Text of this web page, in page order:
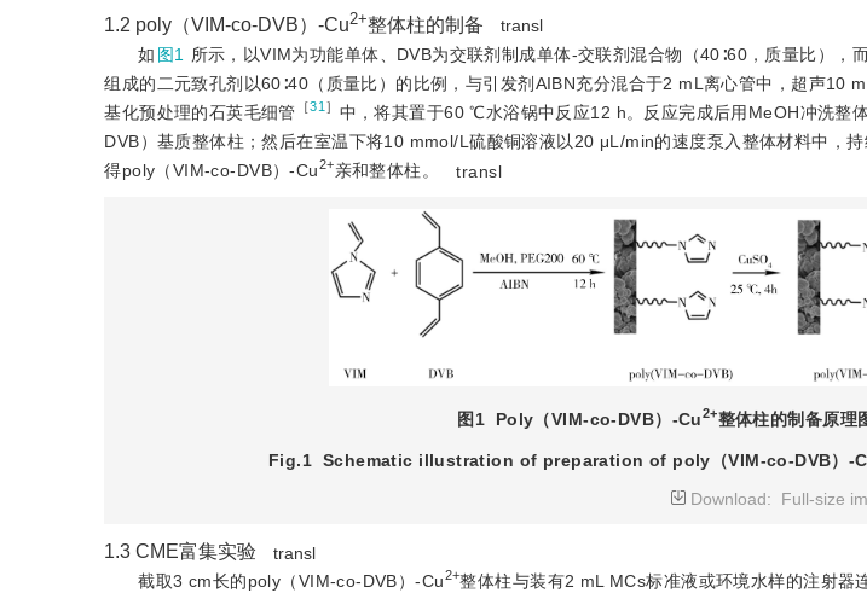
1.2 poly（VIM-co-DVB）-Cu2+整体柱的制备
transl
如 图1
所示，以VIM为功能单体、DVB为交联剂制成单体-交联剂混合物（40∶60，质量比），
组成的二元致孔剂以60∶40（质量比）的比例，与引发剂AIBN充分混合于2 mL离心管中，超声10
基化预处理的石英毛细管
［31 ］ 中，将其置于60 ℃水浴锅中反应12 h。反应完成后用MeOH冲洗整
DVB）基质整体柱；然后在室温下将10 mmol/L硫酸铜溶液以20 μL/min的速度泵入整体材料中，
得poly（VIM-co-DVB）-Cu2+亲和整体柱。 transl
图1 Poly（VIM-co-DVB）-Cu2+整体柱的制备原理
Fig.1 Schematic illustration of preparation of poly（VIM-co-DVB）-
Download:
Full-size
1.3 CME富集实验
transl
截取3 cm长的poly（VIM-co-DVB）-Cu2+整体柱与装有2 mL MCs标准液或环境水样的注射器